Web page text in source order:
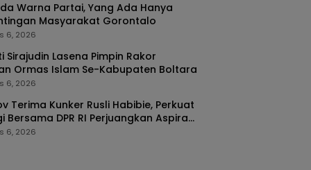
Warna Partai, Yang Ada Hanya
Masyarakat Gorontalo
6, 2026
Sirajudin Lasena Pimpin Rakor
Ormas Islam Se-Kabupaten Boltara
6, 2026
Terima Kunker Rusli Habibie, Perkuat
Bersama DPR RI Perjuangkan Aspirasi
6, 2026